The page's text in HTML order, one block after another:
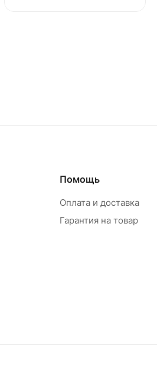
Помощь
Оплата и доставка
Гарантия на товар